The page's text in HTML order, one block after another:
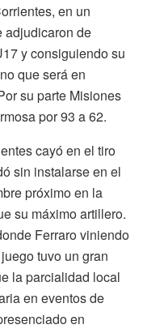
en un
adjudicaron de
y consiguiendo su
que será en
su parte Misiones
por 93 a 62.
cayó en el tiro
sin instalarse en el
próximo en la
su máximo artillero.
Ferraro viniendo
tuvo un gran
la parcialidad local
en eventos de
en